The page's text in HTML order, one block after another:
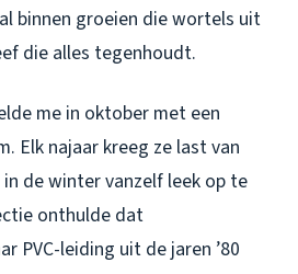
binnen groeien die wortels uit
die alles tegenhoudt.
me in oktober met een
Elk najaar kreeg ze last van
de winter vanzelf leek op te
onthulde dat
PVC-leiding uit de jaren ’80